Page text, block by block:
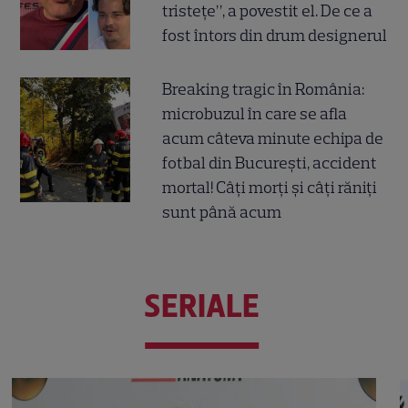
tristețe”, a povestit el. De ce a
fost întors din drum designerul
Breaking tragic în România:
microbuzul în care se afla
acum câteva minute echipa de
fotbal din București, accident
mortal! Câți morți și câți răniți
sunt până acum
SERIALE